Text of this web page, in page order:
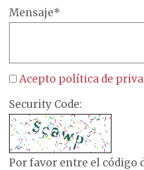
Mensaje*
Acepto política de
Security Code:
Por favor entre el código